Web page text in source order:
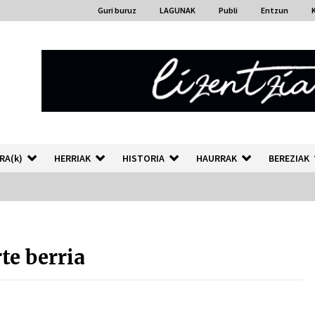
Guri buruz LAGUNAK Publi Entzun
HERRIAK HISTORIA HAURRAK BEREZIAK
berria